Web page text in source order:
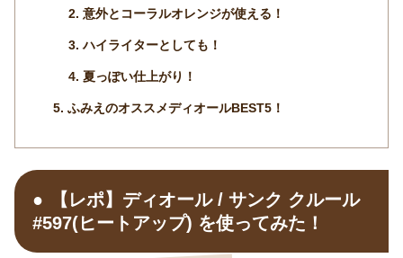
意外とコーラルオレンジが使える！
ハイライターとしても！
夏っぽい仕上がり！
ふみえのオススメディオールBEST5！
【レポ】ディオール / サンク クルール
#597(ヒートアップ) を使ってみた！